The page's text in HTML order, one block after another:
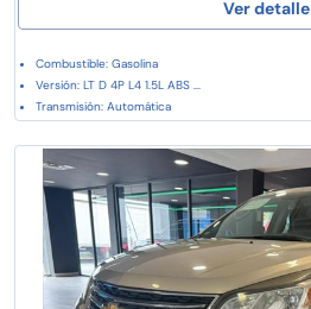
Ver detalle
Combustible: Gasolina
Versión: LT D 4P L4 1.5L ABS ...
Transmisión: Automática